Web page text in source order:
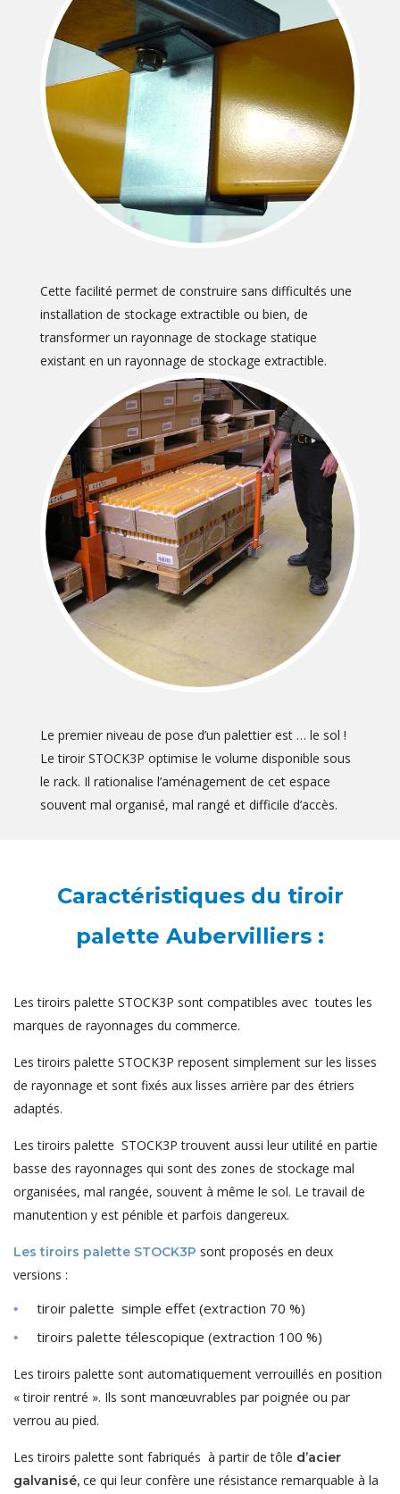
Cette facilité permet de construire sans difficultés une
installation de stockage extractible ou bien, de
transformer un rayonnage de stockage statique
existant en un rayonnage de stockage extractible.
Le premier niveau de pose d’un palettier est … le sol !
Le tiroir STOCK3P optimise le volume disponible sous
le rack. Il rationalise l’aménagement de cet espace
souvent mal organisé, mal rangé et difficile d’accès.
Caractéristiques du tiroir
palette Aubervilliers :
Les tiroirs palette STOCK3P sont compatibles avec toutes les
marques de rayonnages du commerce.
Les tiroirs palette STOCK3P reposent simplement sur les lisses
de rayonnage et sont fixés aux lisses arrière par des étriers
adaptés.
Les tiroirs palette STOCK3P trouvent aussi leur utilité en partie
basse des rayonnages qui sont des zones de stockage mal
organisées, mal rangée, souvent à même le sol. Le travail de
manutention y est pénible et parfois dangereux.
Les tiroirs palette STOCK3P sont proposés en deux
versions :
tiroir palette simple effet (extraction 70 %)
tiroirs palette télescopique (extraction 100 %)
Les tiroirs palette sont automatiquement verrouillés en position
« tiroir rentré ». Ils sont manœuvrables par poignée ou par
verrou au pied.
Les tiroirs palette sont fabriqués à partir de tôle d’acier
galvanisé, ce qui leur confère une résistance remarquable à la